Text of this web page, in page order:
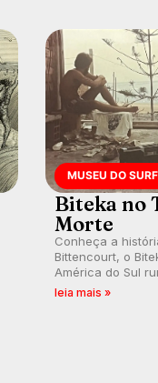
MUSEU DO
Biteka no
Morte
Conheça a
Bittencourt, o
América do Sul
em uma jornada
leia mais »